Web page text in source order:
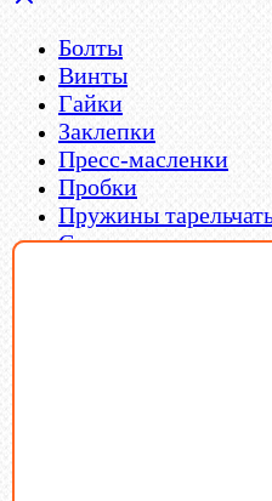
Болты
Винты
Гайки
Заклепки
Пресс-масленки
Пробки
Пружины
Стопорные кольца
Латунный и